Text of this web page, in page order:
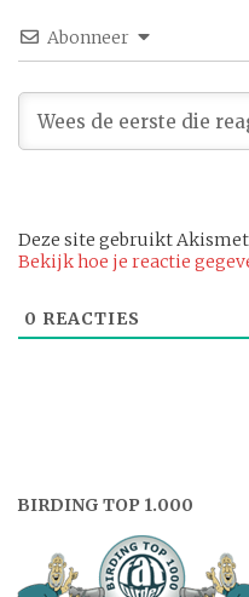
Abonneer
Deze site gebruikt
Bekijk hoe je reactie
0 REACTIES
BIRDING TOP 1.000